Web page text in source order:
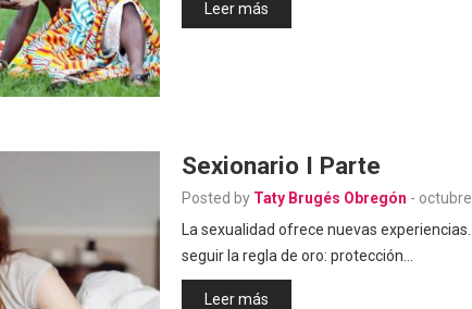
Leer más
Sexionario I Parte
Posted by Taty Brugés Obregón -
La sexualidad ofrece nuevas
seguir la regla de oro: protección…
Leer más